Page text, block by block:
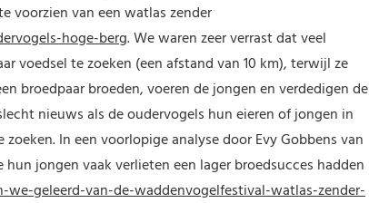
voorzien van een watlas zender
hoge-berg. We waren zeer verrast dat veel
voedsel te zoeken (een afstand van 10 km), terwijl ze
broedpaar broeden, voeren de jongen en verdedigen de
nieuws als de oudervogels hun eieren of jongen in
In een voorlopige analyse door Evy Gobbens van
jongen vaak verlieten een lager broedsucces hadden
geleerd-van-de-waddenvogelfestival-watlas-zender-